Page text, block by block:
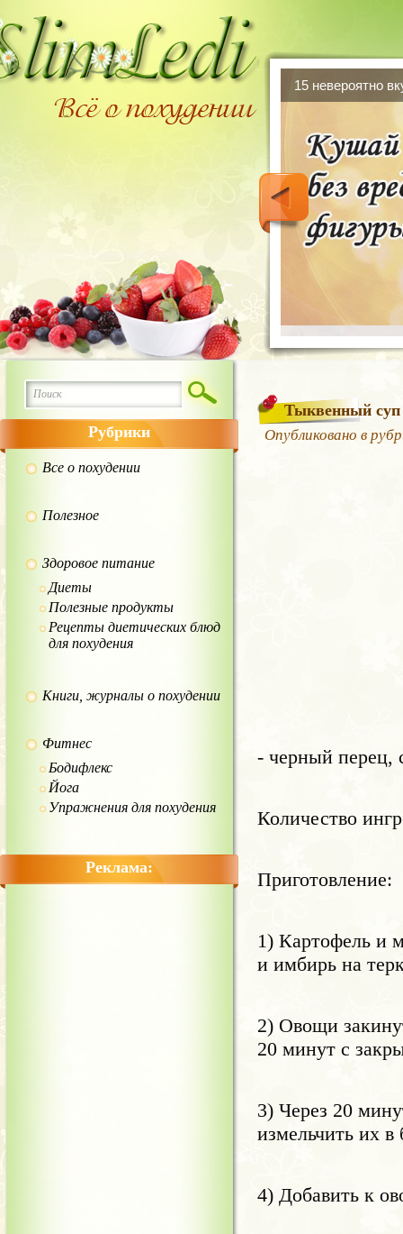
15 невероятно
Рубрики
Все о похудении
Полезное
Здоровое питание
Диеты
Полезные продукты
Рецепты диетических блюд
для похудения
Книги, журналы о похудении
Фитнес
Бодифлекс
Йога
Упражнения для похудения
Реклама:
Тыквенный суп
Опубликовано в
- черный перец,
Количество
Приготовление:
1) Картофель и
и имбирь на
2) Овощи
20 минут с
3) Через 20
измельчить их в
4) Добавить к